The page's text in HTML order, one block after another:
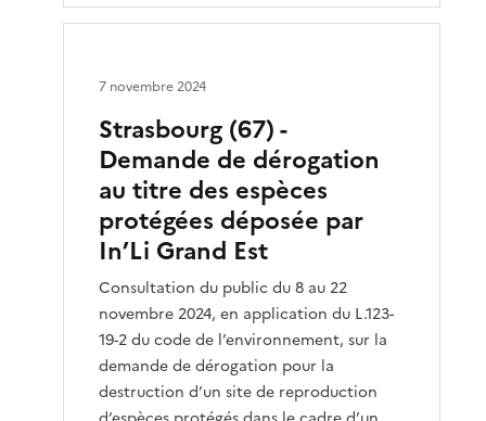
Strasbourg (67) -
Demande de dérogation
au titre des espèces
protégées déposée par
In’Li Grand Est
Consultation du public du 8 au 22
novembre 2024, en application du L.123-
19-2 du code de l’environnement, sur la
demande de dérogation pour la
destruction d’un site de reproduction
7 novembre 2024